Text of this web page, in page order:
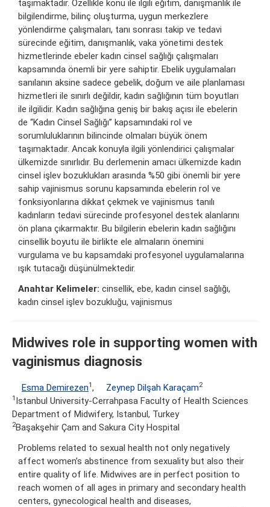
taşımaktadır. Özellikle konu ile ilgili eğitim, danışmanlık ile
bilgilendirme, bilinç oluşturma, uygun merkezlere
yönlendirme çalışmaları, tanı sonrası takip ve tedavi
sürecinde eğitim, danışmanlık, vaka yönetimi destek
hizmetlerinde ebeler kadın cinsel sağlığı çalışmaları
kapsamında önemli bir yere sahiptir. Ebelik uygulamaları
sanılanın aksine sadece gebelik, doğum ve aile planlaması
hizmetleri ile sınırlı değildir, kadın sağlığının tüm boyutları
ile ilgilidir. Kadın sağlığına geniş bir bakış açısı ile ebelerin
de “Kadın Cinsel Sağlığı” kapsamındaki rol ve
sorumluluklarının bilincinde olmaları büyük önem
taşımaktadır. Ancak konuyla ilgili yönlendirici çalışmalar
ülkemizde sınırlıdır. Bu derlemenin amacı ülkemizde kadın
cinsel işlev bozuklukları arasında %50 gibi önemli bir yere
sahip vajinismus sorunu kapsamında ebelerin rol ve
fonksiyonlarına dikkat çekmek ve vajinismus tanılı
kadınların tedavi sürecinde profesyonel destek alanlarını
ön plana çıkarmaktır. Bu bilgilerin ebelerin kadın sağlığını
cinsellik boyutu ile birlikte ele almaların önemini
vurgulama ve bu kapsamdaki profesyonel uygulamalarına
ışık tutacağı düşünülmektedir.
Anahtar Kelimeler: cinsellik, ebe, kadın cinsel sağlığı,
kadın cinsel işlev bozukluğu, vajinismus
Midwives role in supporting women with
vaginismus diagnosis
Esma Demirezen1 , Zeynep Dilşah Karaçam2
1 Istanbul University-Cerrahpasa Faculty of Health Sciences
Department of Midwifery, Istanbul, Turkey
2Başakşehir Çam and Sakura City Hospital
Problems related to sexual health not only negatively
affect women’s abstinence from sexuality but also their
entire quality of life. Midwives are in perfect position to
reach women of all ages in primary and secondary health
centers, gynecological health and diseases,